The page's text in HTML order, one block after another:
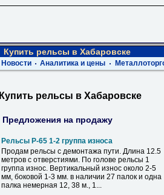
Купить рельсы в Хабаровске
Новости Аналитика и цены
Купить рельсы в Хабаровске
Предложения на продажу
Рельсы Р-65 1-2 группа износа
Продам рельсы с демонтажа пути. Длина 12.5
метров с отверстиями. По голове рельсы 1
группа износ. Вертикальный износ около 2-5
мм, боковой 1-3 мм. в наличии 27 палок и одна
палка немерная 12, 38 м., 1...